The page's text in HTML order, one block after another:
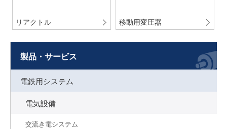
リアクトル 移動用変圧器
製品・サービス
電鉄用システム
電気設備
交流き電システム